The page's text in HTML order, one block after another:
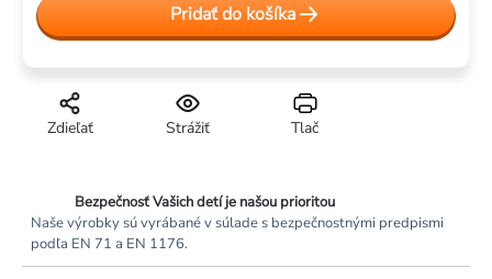
Tlač
Strážiť
Zdieľať
cena:Pridať do košíka
Bezpečnosť Vašich detí je našou prioritou
Naše výrobky sú vyrábané v súlade s bezpečnostnými predpismi
podľa EN 71 a EN 1176.